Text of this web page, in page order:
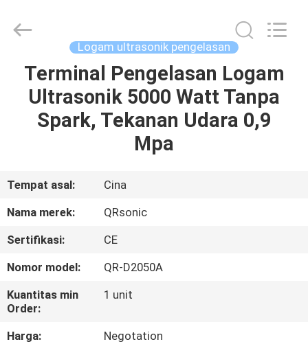
RUMAH
PRODUK
KAMI
PABRIK
KONTROL
KUALITAS
Equipment
Co.,Ltd.
Reserved.
Logam ultrasonik pengelasan
Terminal Pengelasan Logam
Ultrasonik 5000 Watt Tanpa
Spark, Tekanan Udara 0,9
Mpa
Tempat asal:
Cina
Nama merek:
QRsonic
Sertifikasi:
CE
Nomor model:
QR-D2050A
Kuantitas min
Order:
1 unit
Harga:
Negotation